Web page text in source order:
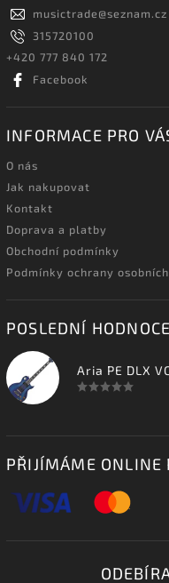
musictrade@seznam.cz
315720100
+420 777 840 172
Facebook
INFORMACE PRO
O nás
Jak nakupovat
Kontakt
Doprava a platby
Obchodní podmínky
Podmínky ochrany
POSLEDNÍ
PŘIJÍMÁME ONLINE